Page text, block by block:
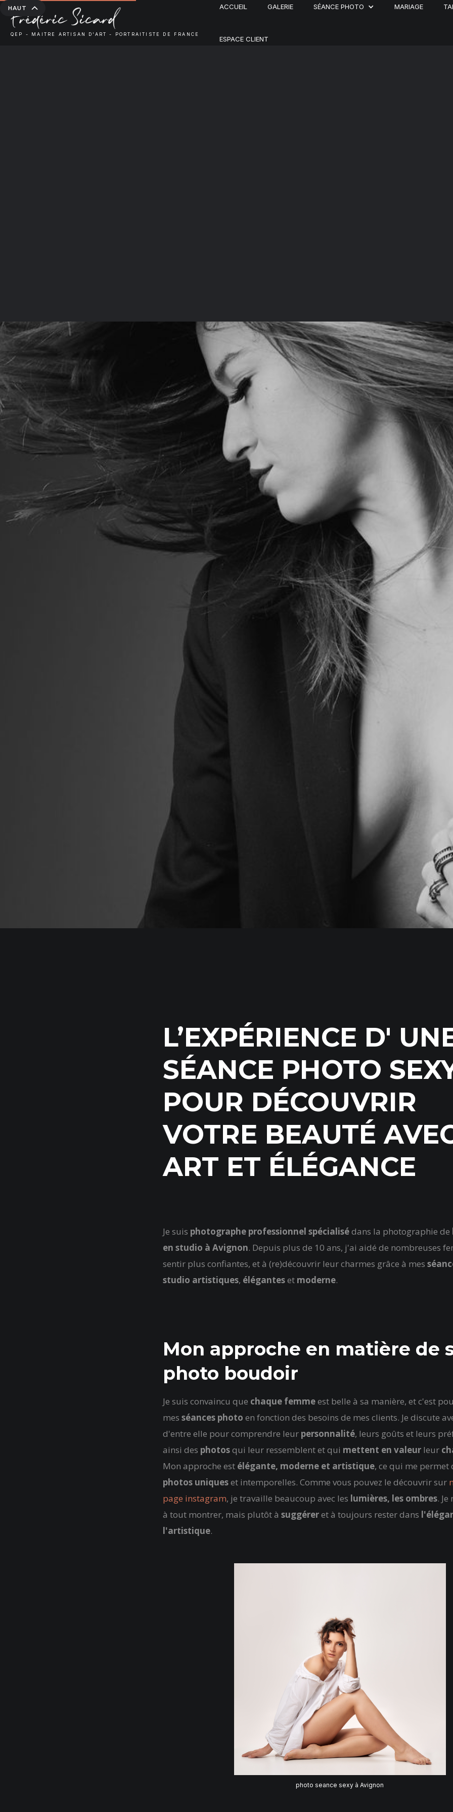
QEP - MAITRE ARTISAN D'ART - PORTRAITISTE DE FRANCE
ACCUEIL GALERIE SÉANCE PHOTO MARIAGE
ESPACE CLIENT
HAUT
L’EXPÉRIENCE D'
SÉANCE PHOTO
POUR DÉCOUVRIR
VOTRE BEAUTÉ
ART ET ÉLÉGANCE
Je suis photographe professionnel spécialisédans la photographie de
en studio à Avignon. Depuis plus de 10 ans, j'ai aidé de nombreuses
sentir plus confiantes, et à (re)découvrir leur charmes grâce à mes
studio artistiques, éléganteset moderne.
Mon approche en matière de
photo boudoir
Je suis convaincu que chaque femmeest belle à sa manière, et c'est
messéances photo en fonction des besoins de mes clients. Je discute
d'entre elle pour comprendre leur personnalité, leurs goûts et leurs
ainsi des photosqui leur ressemblent et qui mettent en valeur leur
Mon approche est élégante, moderne et artistique, ce qui me
photos uniqueset intemporelles. Comme vous pouvez le découvrir sur
page instagram, je travaille beaucoup avec les lumières, les ombres.
à tout montrer, mais plutôt àsuggéreret à toujours rester dans
l'artistique.
photo seance sexy à Avignon